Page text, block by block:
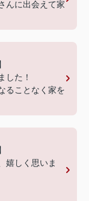
んに出会えて家
した！
ることなく家を
嬉しく思いま